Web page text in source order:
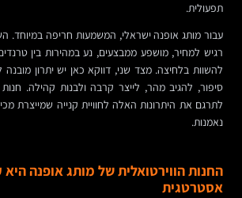
תפעולית.
עבור מותג אופנה ישראלי, המשמעות חריפה במיוחד.
רגיש למחיר, מושפע ממבצעים, נע במהירות בין
להשוות בלחיצה. מצד שני, דווקא כאן יש יתרון מובנה
סיפור, להגיב מהר, לייצר קרבה ולבנות קהילה. חנות
לתרגם את היתרונות האלה לחוויית קנייה שמייצרת
נאמנות.
החנות הווירטואלית של מותג אופנה
אסטרטגית